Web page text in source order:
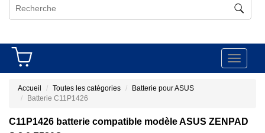
Toggle
Accueil Toutes les catégories
Batterie pour ASUS
Batterie C11P1426
C11P1426 batterie compatible modèle ASUS ZENPAD